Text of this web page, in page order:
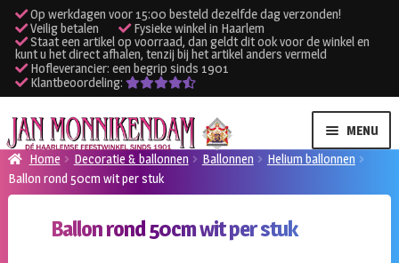
Op werkdagen voor 15:00 besteld dezelfde dag verzonden!
Veilig betalen
Fysieke winkel in Haarlem
Staat een artikel op voorraad, dan geldt dit ook voor de winkel en
kunt u het direct afhalen, tenzij bij het artikel anders vermeld
Hofleverancier: een begrip sinds 1901
Klantbeoordeling:
Ga
door
naar
navigatie
Ga
naar
de
inhoud
MENU
Verhuur kleding
Verhuur apparatuur
Home Decoratie & ballonnen Ballonnen
Helium ballonnen
Ballon rond 50cm wit per stuk
Ballon rond 50cm wit per stuk